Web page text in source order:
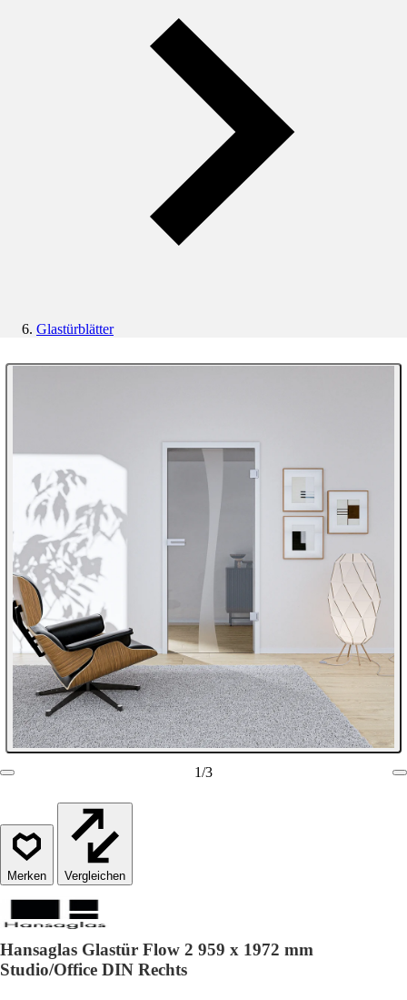
Glastürblätter
1/3
Vergleichen
Hansaglas Glastür Flow 2 959 x 1972 mm
Studio/Office DIN Rechts